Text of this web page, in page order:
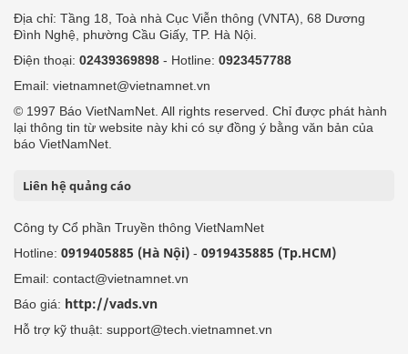
Địa chỉ: Tầng 18, Toà nhà Cục Viễn thông (VNTA), 68 Dương
Đình Nghệ, phường Cầu Giấy, TP. Hà Nội.
Điện thoại: 02439369898 - Hotline: 0923457788
Email: vietnamnet@vietnamnet.vn
© 1997 Báo VietNamNet. All rights reserved. Chỉ được phát hành
lại thông tin từ website này khi có sự đồng ý bằng văn bản của
báo VietNamNet.
Liên hệ quảng cáo
Công ty Cổ phần Truyền thông VietNamNet
Hotline: 0919405885 (Hà Nội) - 0919435885 (Tp.HCM)
Email: contact@vietnamnet.vn
Báo giá: http://vads.vn
Hỗ trợ kỹ thuật: support@tech.vietnamnet.vn